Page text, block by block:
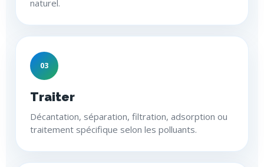
naturel.
03
Traiter
Décantation, séparation, filtration, adsorption ou
traitement spécifique selon les polluants.